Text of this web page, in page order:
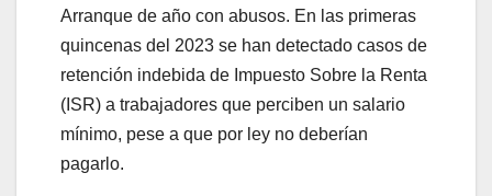
Arranque de año con abusos. En las primeras
quincenas del 2023 se han detectado casos de
retención indebida de Impuesto Sobre la Renta
(ISR) a trabajadores que perciben un salario
mínimo, pese a que por ley no deberían
pagarlo.